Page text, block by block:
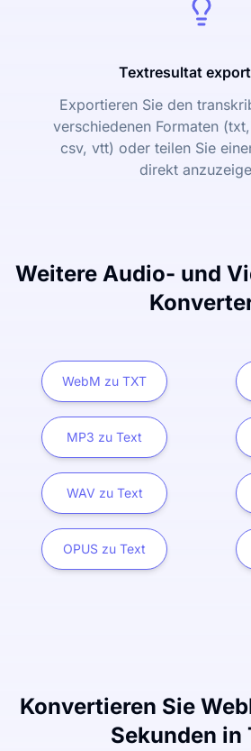
Textresultat
Exportieren Sie den
verschiedenen Formaten
csv, vtt) oder teilen Sie
direkt
Weitere Audio- und
WebM zu TXT
MP3 zu Text
WAV zu Text
OPUS zu Text
Konvertieren Sie
Sekunden in